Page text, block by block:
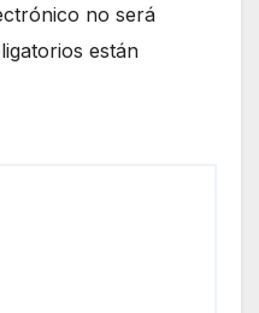
no será
están